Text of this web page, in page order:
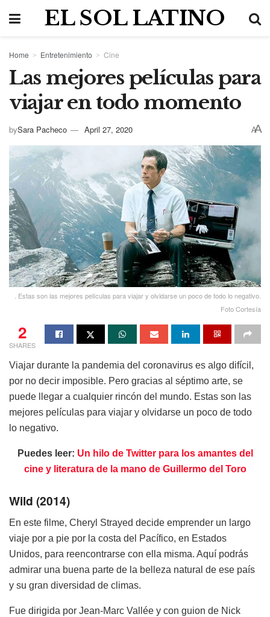
EL SOL LATINO
Home Entretenimiento Cine
Las mejores películas para
viajar en todo momento
bySara Pacheco April 27, 2020 AA
. Estas son las mejores películas para viajar y olvidarse un poco de todo lo negativo.
Foto Cortesía
2
SHARES
Viajar durante la pandemia del coronavirus es algo difícil,
por no decir imposible. Pero gracias al séptimo arte, se
puede llegar a cualquier rincón del mundo. Estas son las
mejores películas para viajar y olvidarse un poco de todo
lo negativo.
Puedes leer: Un hilo de Twitter para los amantes del
cine y literatura de la mano de Guillermo del Toro
Wild (2014)
En este filme, Cheryl Strayed decide emprender un largo
viaje por a pie por la costa del Pacífico, en Estados
Unidos, para reencontrarse con ella misma. Aquí podrás
admirar una buena parte de la belleza natural de ese país
y su gran diversidad de climas.
Fue dirigida por Jean-Marc Vallée y con guion de Nick